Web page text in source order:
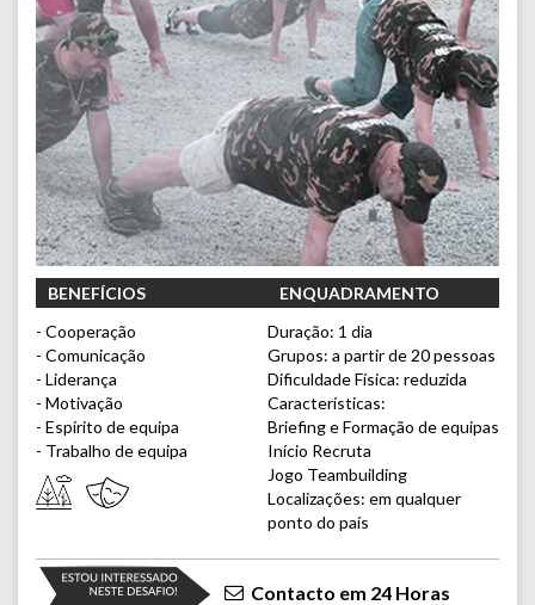
BENEFÍCIOS
- Cooperação
- Comunicação
- Liderança
- Motivação
- Espírito de equipa
- Trabalho de equipa
ENQUADRAMENTO
Duração: 1 dia
Grupos: a partir de 20 pessoas
Dificuldade Física: reduzida
Características:
Briefing e Formação de equipas
Início Recruta
Jogo Teambuilding
Localizações: em qualquer
ponto do país
Contacto em 24 Horas